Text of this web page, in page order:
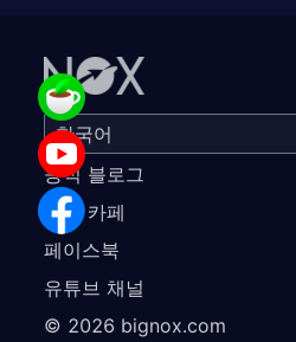
공식 블로그
공식 카페
페이스북
유튜브 채널
© 2026 bignox.com